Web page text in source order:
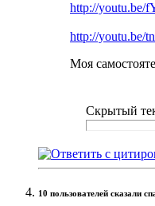
http://youtu.be/
http://youtu.be/
Моя
Скрытый
10 пользователей сказали